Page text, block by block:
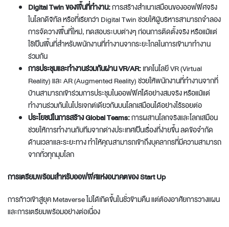
Digital Twin ของพื้นที่ทำงาน:การสร้างสำเนาเสมือนของออฟฟิศจริง
ในโลกดิจิทัล หรือที่เรียกว่า Digital Twin ช่วยให้ผู้บริหารสามารถจำลอง
การจัดวางพื้นที่ใหม่, ทดสอบระบบต่างๆ ก่อนการติดตั้งจริง หรือแม้แต่
ใช้เป็นพื้นที่สำหรับพนักงานที่ทำงานจากระยะไกลในการเข้ามาทำงาน
ร่วมกัน
การประชุมและทำงานร่วมกันผ่าน VR/AR:เทคโนโลยี VR (Virtual
Reality) และ AR (Augmented Reality) ช่วยให้พนักงานที่ทำงานจากที่
บ้านสามารถเข้าร่วมการประชุมในออฟฟิศได้อย่างสมจริง หรือแม้แต่
ทำงานร่วมกันในโปรเจกต์เดียวกันบนโลกเสมือนได้อย่างไร้รอยต่อ
ประโยชน์ในการสร้าง Global Teams:การผสานโลกจริงและโลกเสมือน
ช่วยให้การทำงานกับทีมจากต่างประเทศเป็นเรื่องที่ง่ายขึ้น ลดข้อจำกัด
ด้านเวลาและระยะทาง ทำให้คุณสามารถเข้าถึงบุคลากรที่มีความสามารถ
จากทั่วทุกมุมโลก
การเตรียมพร้อมสำหรับออฟฟิศแห่งอนาคตของ Start Up
การก้าวเข้าสู่ยุค Metaverse ไม่ได้เกิดขึ้นในชั่วข้ามคืน แต่ต้องอาศัยการวางแผน
และการเตรียมพร้อมอย่างต่อเนื่อง